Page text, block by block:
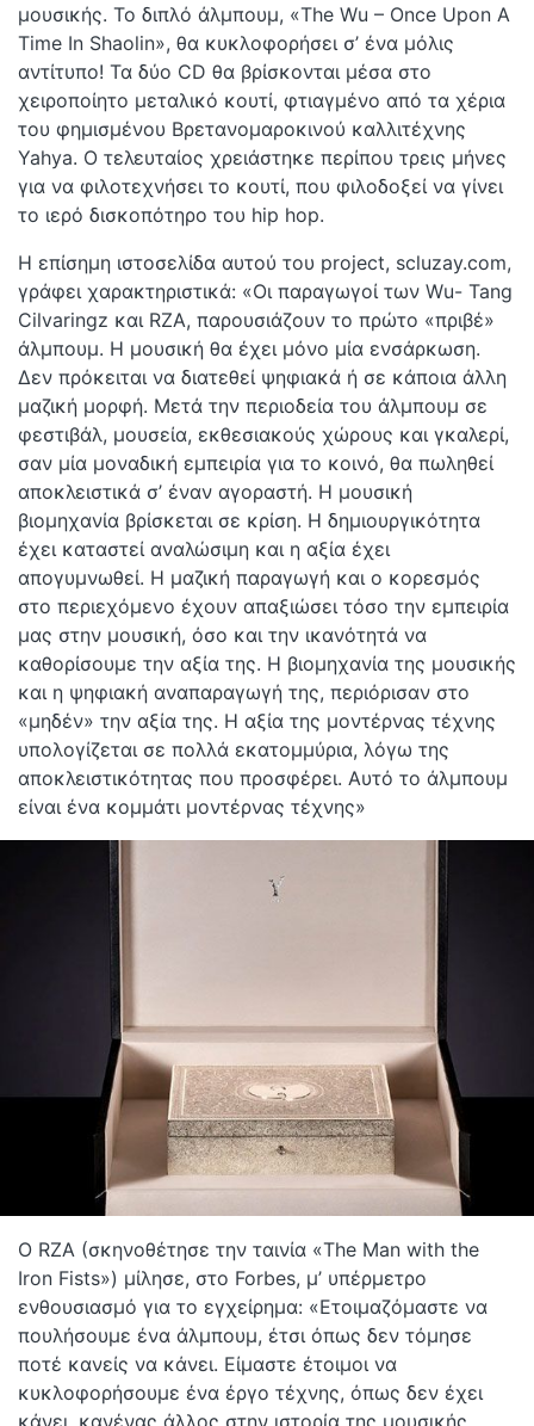
μουσικής. Το διπλό άλμπουμ, «The Wu – Once Upon A
Time In Shaolin», θα κυκλοφορήσει σ’ ένα μόλις
αντίτυπο! Τα δύο CD θα βρίσκονται μέσα στο
χειροποίητο μεταλικό κουτί, φτιαγμένο από τα χέρια
του φημισμένου Βρετανομαροκινού καλλιτέχνης
Yahya. Ο τελευταίος χρειάστηκε περίπου τρεις μήνες
για να φιλοτεχνήσει το κουτί, που φιλοδοξεί να γίνει
το ιερό δισκοπότηρο του hip hop.
H επίσημη ιστοσελίδα αυτού του project, scluzay.com,
γράφει χαρακτηριστικά: «Οι παραγωγοί των Wu- Tang
Cilvaringz και RZA, παρουσιάζουν το πρώτο «πριβέ»
άλμπουμ. Η μουσική θα έχει μόνο μία ενσάρκωση.
Δεν πρόκειται να διατεθεί ψηφιακά ή σε κάποια άλλη
μαζική μορφή. Μετά την περιοδεία του άλμπουμ σε
φεστιβάλ, μουσεία, εκθεσιακούς χώρους και γκαλερί,
σαν μία μοναδική εμπειρία για το κοινό, θα πωληθεί
αποκλειστικά σ’ έναν αγοραστή. Η μουσική
βιομηχανία βρίσκεται σε κρίση. Η δημιουργικότητα
έχει καταστεί αναλώσιμη και η αξία έχει
απογυμνωθεί. Η μαζική παραγωγή και ο κορεσμός
στο περιεχόμενο έχουν απαξιώσει τόσο την εμπειρία
μας στην μουσική, όσο και την ικανότητά να
καθορίσουμε την αξία της. Η βιομηχανία της μουσικής
και η ψηφιακή αναπαραγωγή της, περιόρισαν στο
«μηδέν» την αξία της. H αξία της μοντέρνας τέχνης
υπολογίζεται σε πολλά εκατομμύρια, λόγω της
αποκλειστικότητας που προσφέρει. Αυτό το άλμπουμ
είναι ένα κομμάτι μοντέρνας τέχνης»
Ο RZA (σκηνοθέτησε την ταινία «The Man with the
Iron Fists») μίλησε, στο Forbes, μ’ υπέρμετρο
ενθουσιασμό για το εγχείρημα: «Ετοιμαζόμαστε να
πουλήσουμε ένα άλμπουμ, έτσι όπως δεν τόμησε
ποτέ κανείς να κάνει. Είμαστε έτοιμοι να
κυκλοφορήσουμε ένα έργο τέχνης, όπως δεν έχει